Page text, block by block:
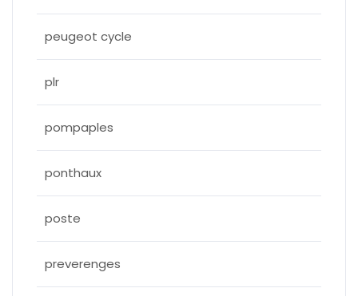
peugeot cycle
plr
pompaples
ponthaux
poste
preverenges